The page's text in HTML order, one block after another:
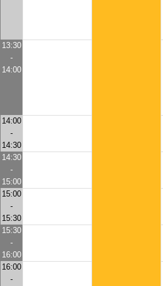
13:30
-
14:00
14:00
-
14:30
14:30
-
15:00
15:00
-
15:30
15:30
-
16:00
16:00
-